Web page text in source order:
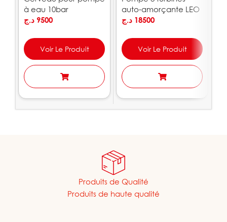
à eau 10bar
PEDROLLO
9500 د.ج
Voir Le Produit
auto-amorçante LEO
| ACSm100S
18500 د.ج
Voir Le Produit
Produits de Qualité
Produits de haute qualité